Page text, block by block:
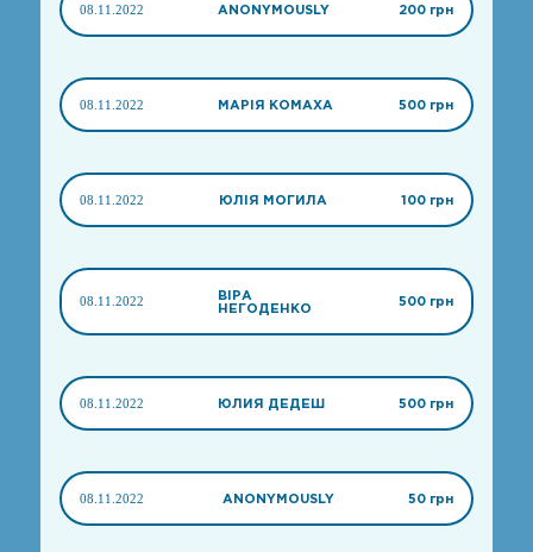
08.11.2022 ANONYMOUSLY 200 грн
08.11.2022 МАРІЯ КОМАХА 500 грн
08.11.2022 ЮЛІЯ МОГИЛА 100 грн
08.11.2022
ВІРА
НЕГОДЕНКО
500 грн
08.11.2022 ЮЛИЯ ДЕДЕШ 500 грн
08.11.2022 ANONYMOUSLY 50 грн